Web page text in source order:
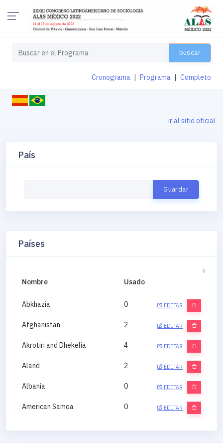
buscar
Cronograma Programa Completo
ir al sitio oficial
País
Países
Nombre Usado
Abkhazia 0 EDITAR
Afghanistan 2 EDITAR
Akrotiri and Dhekelia 4 EDITAR
Aland 2 EDITAR
Albania 0 EDITAR
American Samoa 0 EDITAR